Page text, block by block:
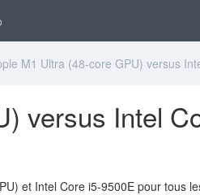
M1 Ultra (48-core GPU) versus
versus Intel
et Intel Core i5-9500E pour tous